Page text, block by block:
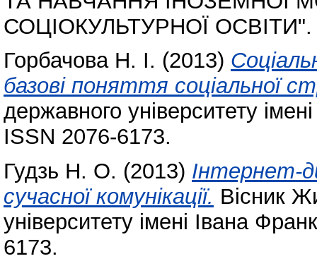
СОЦІОКУЛЬТУРНОЇ ОСВІТИ".
Горбачова Н. І. (2013)
базові поняття соціальної
державного університету
ISSN 2076-6173.
Гудзь Н. О. (2013) Інтернет-
сучасної комунікації. Вісник
університету імені Івана
6173.